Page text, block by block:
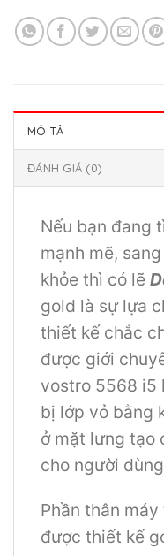
MÔ TẢ
ĐÁNH GIÁ (0)
Nếu bạn đang
mạnh mẽ,
khỏe thì có lẽ
gold là sự lựa
thiết kế chắc
được giới
vostro 5568 i5
bị lớp vỏ bằng
ở mặt lưng tạo
cho người
Phần thân
được thiết kế